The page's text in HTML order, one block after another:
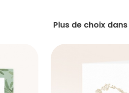
Plus de choix